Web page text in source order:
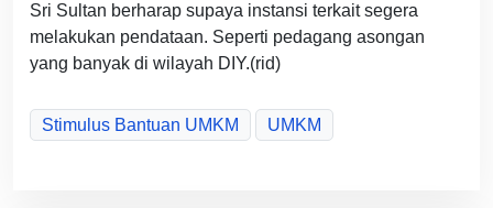
Sri Sultan berharap supaya instansi terkait segera
melakukan pendataan. Seperti pedagang asongan
yang banyak di wilayah DIY.(rid)
Stimulus Bantuan UMKM UMKM